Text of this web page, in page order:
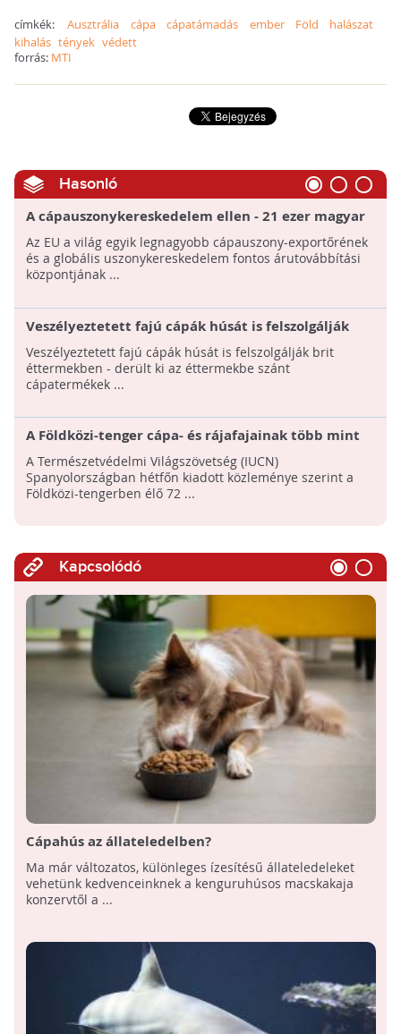
címkék:Ausztrália cápa cápatámadás ember Föld
halászat
kihalás tények védett
forrás: MTI
Hasonló
A cápauszonykereskedelem ellen - 21 ezer magyar
aláírás gyűlt össze
Az EU a világ egyik legnagyobb cápauszony-exportőrének
és a globális uszonykereskedelem fontos árutovábbítási
központjának ...
Veszélyeztetett fajú cápák húsát is felszolgálják
brit éttermekben
Veszélyeztetett fajú cápák húsát is felszolgálják brit
éttermekben - derült ki az éttermekbe szánt
cápatermékek ...
A Földközi-tenger cápa- és rájafajainak több mint
felét a kihalás veszélye fenyegeti! - Fő ok a
túlhalászat
A Természetvédelmi Világszövetség (IUCN)
Spanyolországban hétfőn kiadott közleménye szerint a
Földközi-tengerben élő 72 ...
Kapcsolódó
Cápahús az állateledelben?
Ma már változatos, különleges ízesítésű állateledeleket
vehetünk kedvenceinknek a kenguruhúsos macskakaja
konzervtől a ...